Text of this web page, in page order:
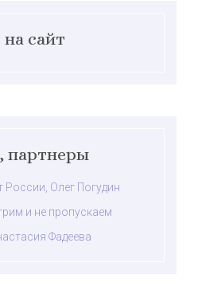
на сайт
партнеры
Олег Погудин
и не пропускаем
Фадеева